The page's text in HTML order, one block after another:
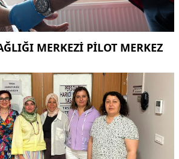
MERKEZİ PİLOT MERKEZ